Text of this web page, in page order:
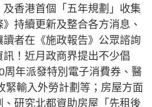
香港首個「五年規劃」收集
持續更新及整合各方消息、
者在《施政報告》公眾諮詢
！近月政商界提出不少倡
周年派發特別電子消費券、醫
緊輸入外勞計劃等；房屋方面
研究北都資助房屋「先租後